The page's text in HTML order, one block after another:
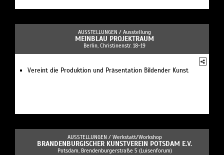
AUSSTELLUNGEN / Ausstellung
MEINBLAU PROJEKTRAUM
Berlin, Christinenstr. 18-19
Vereint die Produktion und Präsentation Bildender Kunst
AUSSTELLUNGEN / Werkstatt/Workshop
BRANDENBURGISCHER KUNSTVEREIN POTSDAM E.V.
Potsdam, Brendenburgerstraße 5 (Luisenforum)